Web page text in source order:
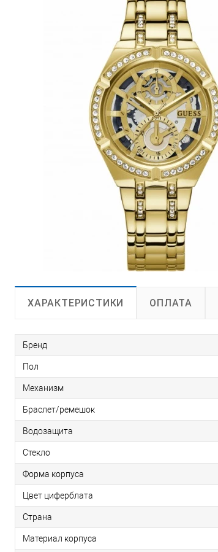
ХАРАКТЕРИСТИКИ ОПЛАТА
Бренд
Пол
Механизм
Браслет/ремешок
Водозащита
Стекло
Форма корпуса
Цвет циферблата
Страна
Материал корпуса